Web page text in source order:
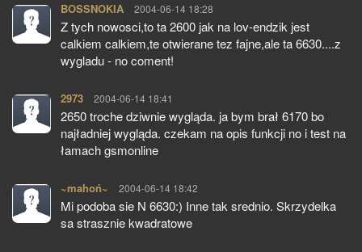
BOSSNOKIA pisze:
2004-06-14 18:28
Z tych nowosci,to ta 2600 jak na lov-endzik jest
calkiem calkiem,te otwierane tez fajne,ale ta 6630....z
wygladu - no coment!
2973 pisze:
2004-06-14 18:41
2650 troche dziwnie wygląda. ja bym brał 6170 bo
najładniej wygląda. czekam na opis funkcji no i test na
łamach gsmonline
~mahoń~ pisze:
2004-06-14 18:42
Mi podoba sie N 6630:) Inne tak srednio. Skrzydelka
sa strasznie kwadratowe